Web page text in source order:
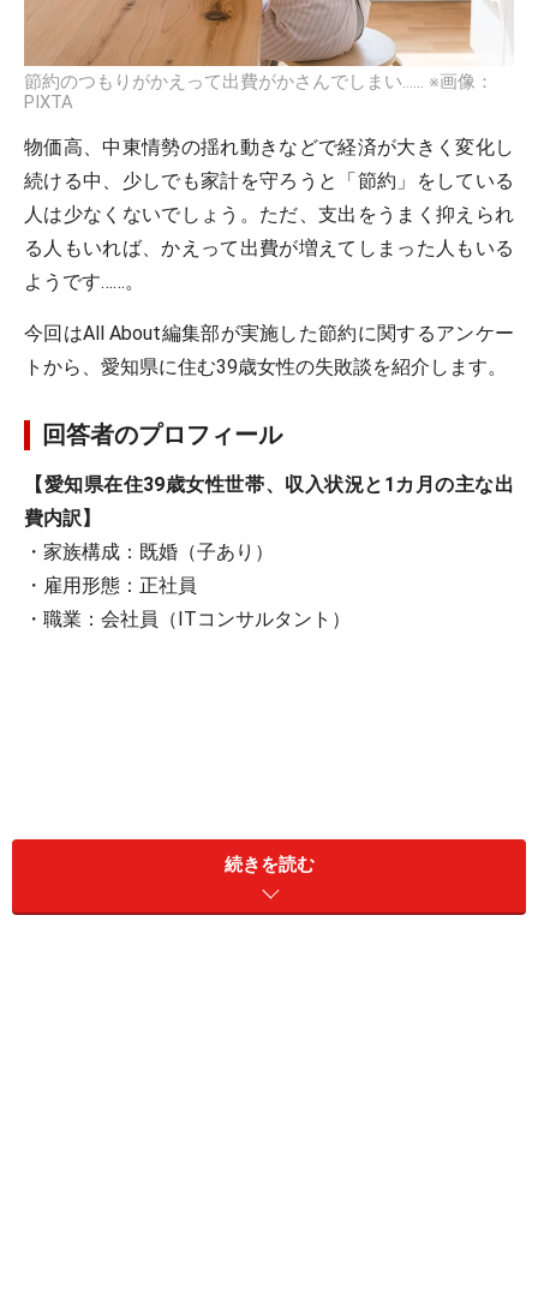
節約のつもりがかえって出費がかさんでしまい…… ※画像：
PIXTA
物価高、中東情勢の揺れ動きなどで経済が大きく変化し
続ける中、少しでも家計を守ろうと「節約」をしている
人は少なくないでしょう。ただ、支出をうまく抑えられ
る人もいれば、かえって出費が増えてしまった人もいる
ようです……。
今回はAll About編集部が実施した節約に関するアンケー
トから、愛知県に住む39歳女性の失敗談を紹介します。
回答者のプロフィール
【愛知県在住39歳女性世帯、収入状況と1カ月の主な出
費内訳】
・家族構成：既婚（子あり）
・雇用形態：正社員
・職業：会社員（ITコンサルタント）
続きを読む